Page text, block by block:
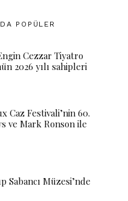
POPÜLER
Cezzar Tiyatro
2026 yılı sahipleri
Caz Festivali’nin 60.
ve Mark Ronson ile
Sabancı Müzesi’nde